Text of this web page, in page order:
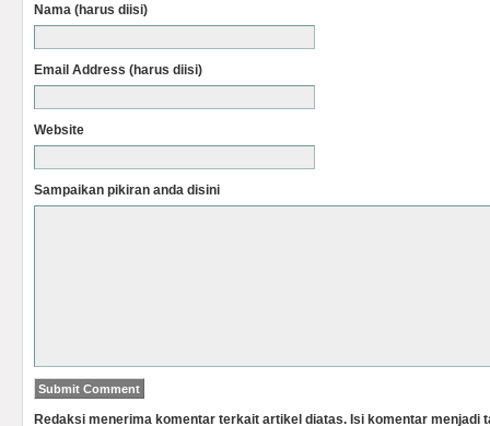
Nama (harus diisi)
Email Address (harus diisi)
Website
Sampaikan pikiran anda disini
Redaksi menerima komentar terkait artikel diatas. Isi komentar menjadi